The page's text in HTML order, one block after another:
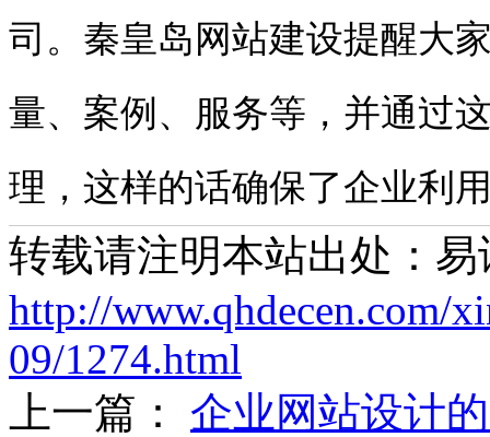
司。秦皇岛网站建设提醒大
量、案例、服务等，并通过
理，这样的话确保了企业利
转载请注明本站出处：易
http://www.qhdecen.com/
09/1274.html
上一篇： 企业网站设计